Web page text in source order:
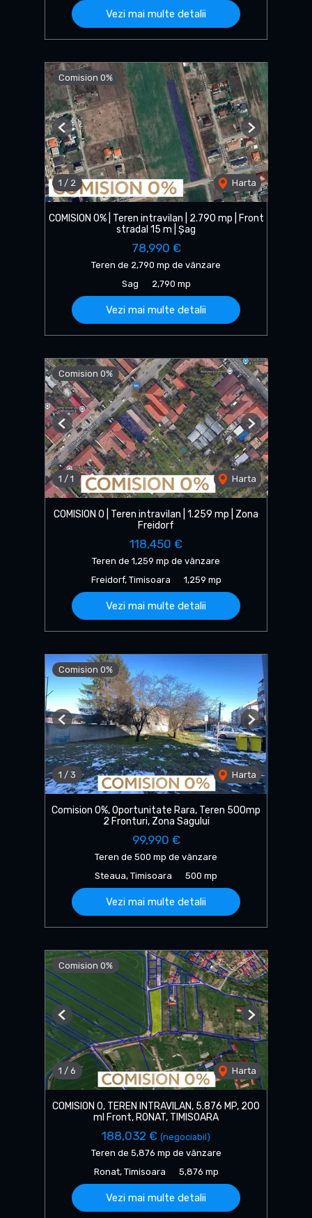
Vezi mai multe detalii
Comision 0%
1 / 2 Harta
Previous Next
COMISION 0% | Teren intravilan | 2.790 mp | Front
stradal 15 m | Șag
78,990 €
Teren de 2,790 mp de vânzare
Sag
2,790 mp
Vezi mai multe detalii
Comision 0%
1 / 1 Harta
Previous Next
COMISION 0 | Teren intravilan | 1.259 mp | Zona
Freidorf
118,450 €
Teren de 1,259 mp de vânzare
Freidorf, Timisoara
1,259 mp
Vezi mai multe detalii
Comision 0%
1 / 3 Harta
Previous Next
Comision 0%, Oportunitate Rara, Teren 500mp
2 Fronturi, Zona Sagului
99,990 €
Teren de 500 mp de vânzare
Steaua, Timisoara
500 mp
Vezi mai multe detalii
Comision 0%
1 / 6 Harta
Previous Next
COMISION 0, TEREN INTRAVILAN, 5.876 MP, 200
ml Front, RONAT, TIMISOARA
188,032 € (negociabil)
Teren de 5,876 mp de vânzare
Ronat, Timisoara
5,876 mp
Vezi mai multe detalii